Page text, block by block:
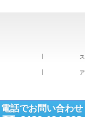
電話でお問い合わせ